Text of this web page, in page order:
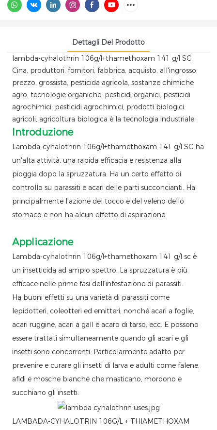
Dettagli Del Prodotto
lambda-cyhalothrin 106g/l+thamethoxam 141 g/l SC,
Cina, produttori, fornitori, fabbrica, acquisto, all'ingrosso,
prezzo, grossista, pesticida agricola, sostanze chimiche
agro, tecnologie organiche, pesticidi organici, pesticidi
agrochimici, pesticidi agrochimici, prodotti biologici
agricoli, agricoltura biologica è la tecnologia industriale.
Introduzione
Lambda-cyhalothrin 106g/l+thamethoxam 141 g/l SC ha
un'alta attività, una rapida efficacia e resistenza alla
pioggia dopo la spruzzatura. Ha un certo effetto di
controllo su parassiti e acari delle parti succoncianti. Ha
principalmente l'azione del tocco e del veleno dello
stomaco e non ha alcun effetto di aspirazione.
Applicazione
Lambda-cyhalothrin 106g/l+thamethoxam 141 g/l sc è
un insetticida ad ampio spettro. La spruzzatura è più
efficace nelle prime fasi dell'infestazione di parassiti.
Ha buoni effetti su una varietà di parassiti come
lepidotteri, coleotteri ed emitteri, nonché acari a foglie,
acari ruggine, acari a gall e acaro di tarso, ecc. E possono
essere trattati simultaneamente quando gli acari e gli
insetti sono concorrenti. Particolarmente adatto per
prevenire e curare gli insetti di larva e adulti come falene,
afidi e mosche bianche che masticano, mordono e
succhiano gli insetti.
LAMBADA-CYHALOTRIN 106G/L + THIAMETHOXAM